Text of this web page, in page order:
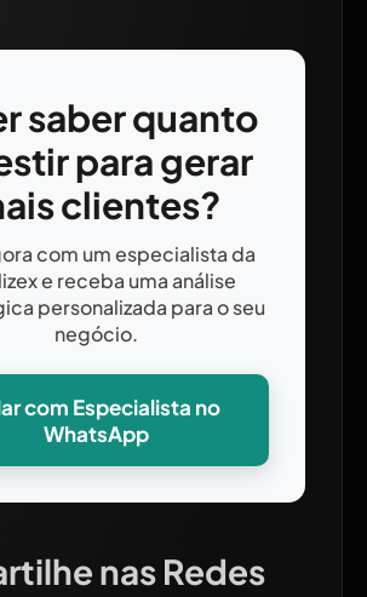
saber quanto
para gerar
clientes?
com um especialista da
e receba uma análise
personalizada para o seu
negócio.
com Especialista no
WhatsApp
nas Redes